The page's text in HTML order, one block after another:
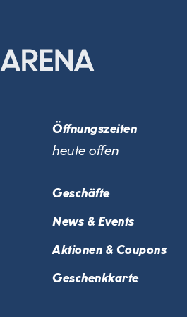
Öffnungszeiten
heute offen
Geschäfte
News & Events
Aktionen & Coupons
Geschenkkarte